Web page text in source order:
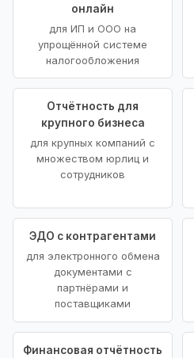
онлайн
для ИП и ООО на
упрощённой системе
налогообложения
Отчётность для
крупного бизнеса
для крупных компаний с
множеством юрлиц и
сотрудников
ЭДО с контрагентами
для электронного обмена
документами с
партнёрами и
поставщиками
Финансовая отчётность